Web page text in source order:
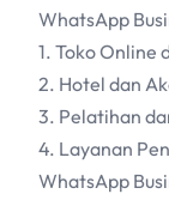
WhatsApp
1. Toko Online
2. Hotel dan
3. Pelatihan
4. Layanan
WhatsApp